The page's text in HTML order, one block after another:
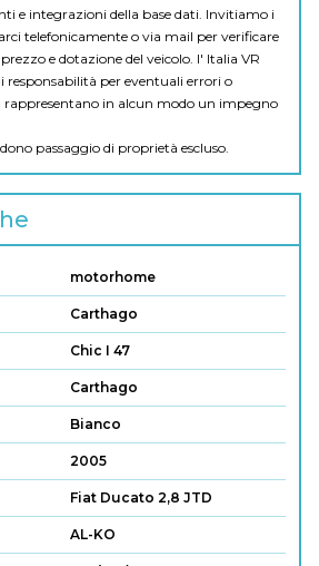
e integrazioni della base dati. Invitiamo i
telefonicamente o via mail per verificare
e dotazione del veicolo. I' Italia VR
responsabilità per eventuali errori o
rappresentano in alcun modo un impegno
passaggio di proprietà escluso.
motorhome
Carthago
Chic I 47
Carthago
Bianco
2005
Fiat Ducato 2,8 JTD
AL-KO